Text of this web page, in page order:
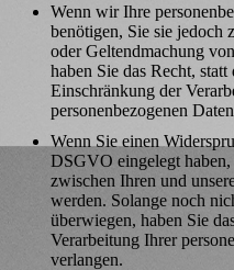
Wenn wir Ihre
benötigen, Sie sie jedoch
oder Geltendmachung
haben Sie das Recht,
Einschränkung der
personenbezogenen
Wenn Sie einen
DSGVO eingelegt
zwischen Ihren und
werden. Solange noch
überwiegen, haben Sie
Verarbeitung Ihrer
verlangen.